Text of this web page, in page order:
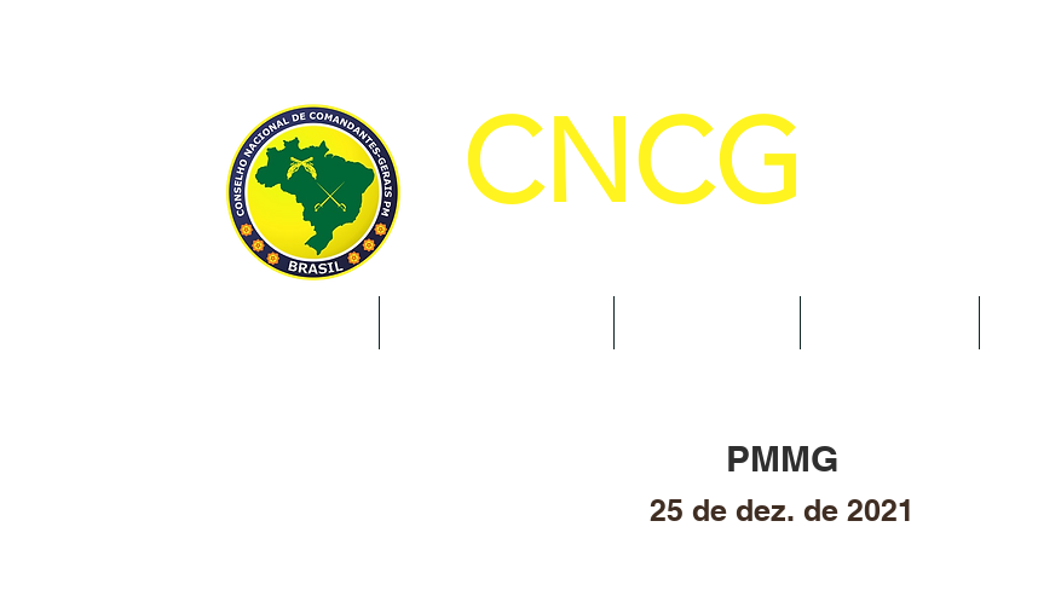
CNCG
PMMG
25 de dez. de 2021